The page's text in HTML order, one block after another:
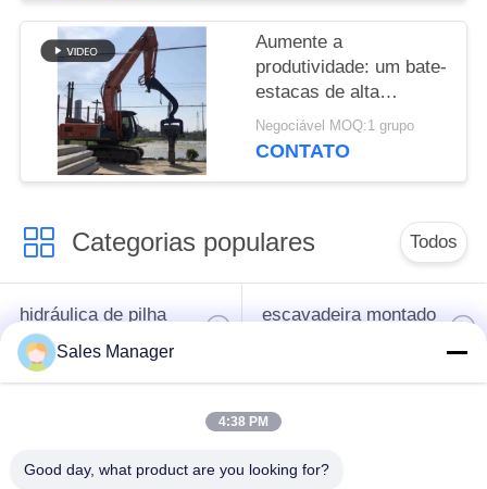
Aumente a
produtividade: um bate-
estacas de alta
velocidade com
vibração poderosa para
Negociável MOQ:1 grupo
CONTATO
Categorias populares Todos
hidráulica de pilha
driver
escavadeira montado
lateral do aperto
Sales Manager
4:38 PM
Good day, what product are you looking for?